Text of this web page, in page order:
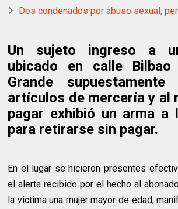
Dos condenados por abuso sexual,
Un sujeto ingreso a
ubicado en calle
Grande
artículos de mercería y al
pagar exhibió un arma a
para retirarse sin pagar.
En el lugar se hicieron presentes
el alerta recibido por el hecho al
la victima una mujer mayor de edad,